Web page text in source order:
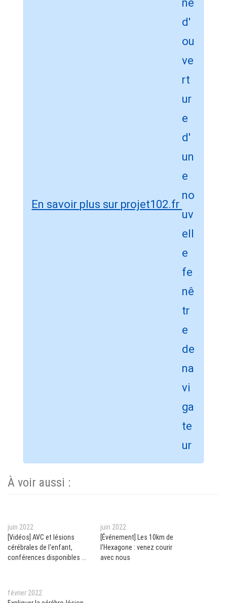
En savoir plus sur projet102.fr
À voir aussi :
juin 2022
[Vidéos] AVC et lésions
cérébrales de l'enfant,
conférences disponibles en
juin 2022
[Événement] Les 10km de
l'Hexagone : venez courir
avec nous
février 2022